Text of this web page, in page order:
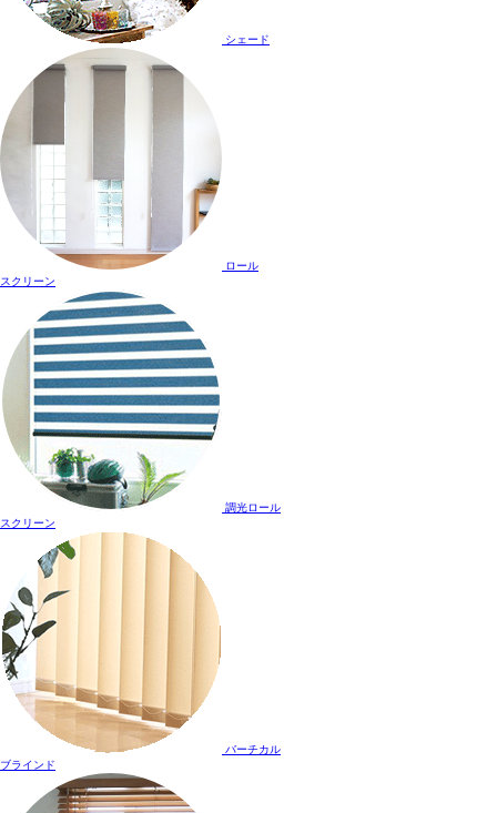
シェード
ロール
スクリーン
調光ロール
スクリーン
バーチカル
ブラインド